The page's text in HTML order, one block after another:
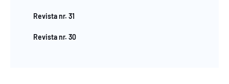
Revista nr. 31
Revista nr. 30